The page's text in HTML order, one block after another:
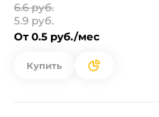
6.6 руб.
5.9 руб.
От 0.5 руб./мес
Купить